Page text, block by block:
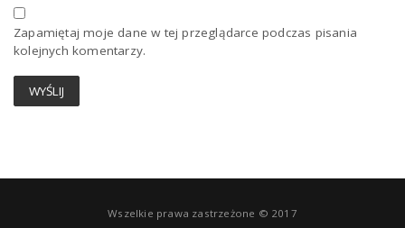
Zapamiętaj moje dane w tej przeglądarce podczas pisania
kolejnych komentarzy.
Wszelkie prawa zastrzeżone © 2017